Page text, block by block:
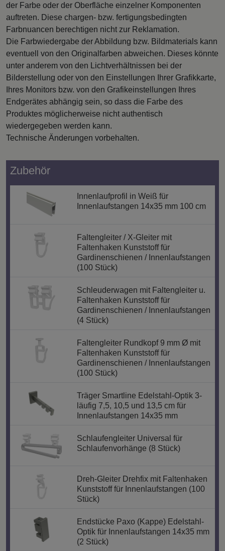
der Farbe oder der Oberfläche einzelner Komponenten
auftreten. Diese chargen- bzw. fertigungsbedingten
Farbnuancen berechtigen nicht zur Reklamation.
Die Farbwiedergabe der Abbildung bzw. Bildmaterials kann
eventuell von den Originalfarben abweichen. Dieses könnte
unter anderem von den Lichtverhältnissen bei der
Bilderstellung oder von den Einstellungen Ihrer Grafikkarte,
Ihres Monitors bzw. von den Grafikeinstellungen Ihres
Endgerätes abhängig sein, so dass die Farbe des
Produktes möglicherweise nicht authentisch
wiedergegeben werden kann.
Technische Änderungen vorbehalten.
Zubehör
Innenlaufprofil in Weiß für
Innenlaufstangen 14x35 mm 100 cm
Faltengleiter / X-Gleiter mit
Faltenhaken Kunststoff für
Gardinenschienen / Innenlaufstangen
(100 Stück)
Schleuderwagen mit Faltengleiter u.
Faltenhaken Kunststoff für
Gardinenschienen / Innenlaufstangen
(4 Stück)
Faltengleiter Rundkopf 9 mm Ø mit
Faltenhaken Kunststoff für
Gardinenschienen / Innenlaufstangen
(100 Stück)
Träger Smartline Edelstahl-Optik 3-
läufig 7,5, 10,5 und 13,5 cm für
Innenlaufstangen 14x35 mm
Schlaufengleiter Universal für
Schlaufenvorhänge (8 Stück)
Dreh-Gleiter Drehfix mit Faltenhaken
Kunststoff für Innenlaufstangen (100
Stück)
Endstücke Paxo (Kappe) Edelstahl-
Optik für Innenlaufstangen 14x35 mm
(2 Stück)